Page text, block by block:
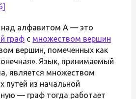
над алфавитом A — это
граф с множеством вершин
вершин, помеченных как
Язык, принимаемый
является множеством
путей из начальной
— граф тогда работает